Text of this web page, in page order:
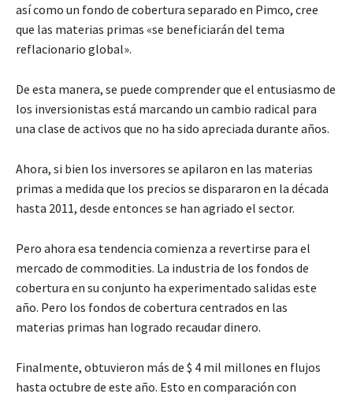
así como un fondo de cobertura separado en Pimco, cree
que las materias primas «se beneficiarán del tema
reflacionario global».
De esta manera, se puede comprender que el entusiasmo de
los inversionistas está marcando un cambio radical para
una clase de activos que no ha sido apreciada durante años.
Ahora, si bien los inversores se apilaron en las materias
primas a medida que los precios se dispararon en la década
hasta 2011, desde entonces se han agriado el sector.
Pero ahora esa tendencia comienza a revertirse para el
mercado de commodities. La industria de los fondos de
cobertura en su conjunto ha experimentado salidas este
año. Pero los fondos de cobertura centrados en las
materias primas han logrado recaudar dinero.
Finalmente, obtuvieron más de $ 4 mil millones en flujos
hasta octubre de este año. Esto en comparación con